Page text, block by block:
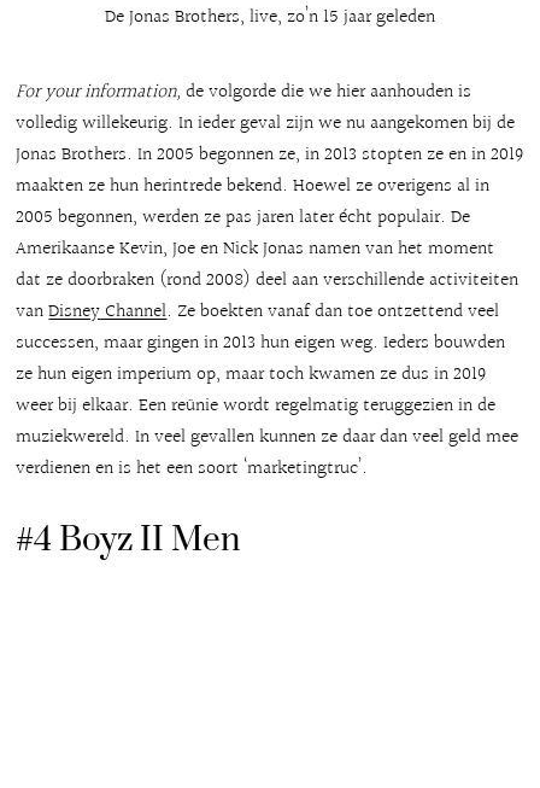
De Jonas Brothers, live, zo’n 15 jaar geleden
For your information, de volgorde die we hier aanhouden is
volledig willekeurig. In ieder geval zijn we nu aangekomen bij de
Jonas Brothers. In 2005 begonnen ze, in 2013 stopten ze en in 2019
maakten ze hun herintrede bekend. Hoewel ze overigens al in
2005 begonnen, werden ze pas jaren later écht populair. De
Amerikaanse Kevin, Joe en Nick Jonas namen van het moment
dat ze doorbraken (rond 2008) deel aan verschillende activiteiten
vanDisney Channel. Ze boekten vanaf dan toe ontzettend veel
successen, maar gingen in 2013 hun eigen weg. Ieders bouwden
ze hun eigen imperium op, maar toch kwamen ze dus in 2019
weer bij elkaar. Een reünie wordt regelmatig teruggezien in de
muziekwereld. In veel gevallen kunnen ze daar dan veel geld mee
verdienen en is het een soort ‘marketingtruc’.
#4 Boyz II Men